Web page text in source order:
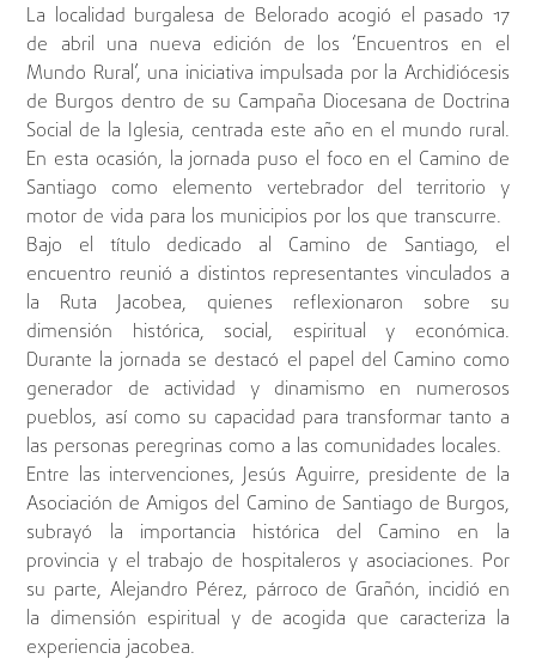
La localidad burgalesa de Belorado acogió el pasado 17
de abril una nueva edición de los ‘Encuentros en el
Mundo Rural’, una iniciativa impulsada por la Archidiócesis
de Burgos dentro de su Campaña Diocesana de Doctrina
Social de la Iglesia, centrada este año en el mundo rural.
En esta ocasión, la jornada puso el foco en el Camino de
Santiago como elemento vertebrador del territorio y
motor de vida para los municipios por los que transcurre.
Bajo el título dedicado al Camino de Santiago, el
encuentro reunió a distintos representantes vinculados a
la Ruta Jacobea, quienes reflexionaron sobre su
dimensión histórica, social, espiritual y económica.
Durante la jornada se destacó el papel del Camino como
generador de actividad y dinamismo en numerosos
pueblos, así como su capacidad para transformar tanto a
las personas peregrinas como a las comunidades locales.
Entre las intervenciones, Jesús Aguirre, presidente de la
Asociación de Amigos del Camino de Santiago de Burgos,
subrayó la importancia histórica del Camino en la
provincia y el trabajo de hospitaleros y asociaciones. Por
su parte, Alejandro Pérez, párroco de Grañón, incidió en
la dimensión espiritual y de acogida que caracteriza la
experiencia jacobea.